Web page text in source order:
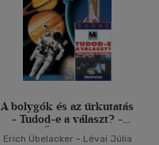
A bolygók és az űrkutatás
+ Tudod-e a választ? -
Űrkutatás
Erich Übelacker - Lévai Júlia